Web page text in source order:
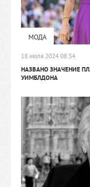
МОДА
18 июля 2024 08:34
НАЗВАНО ЗНАЧЕНИЕ
УИМБЛДОНА